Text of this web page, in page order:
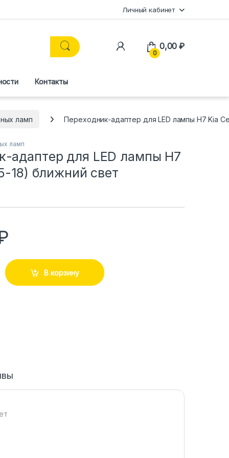
Личный кабинет
0
0,00₽
Контакты
ламп Переходник-адаптер для LED лампы H7 Kia
ламп
адаптер для LED лампы H7
18) ближний свет
В корзину